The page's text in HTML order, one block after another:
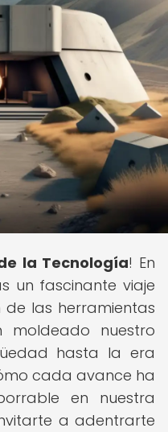
la Tecnología! En
un fascinante viaje
las herramientas
nuestro
hasta la era
cada avance ha
en nuestra
a adentrarte